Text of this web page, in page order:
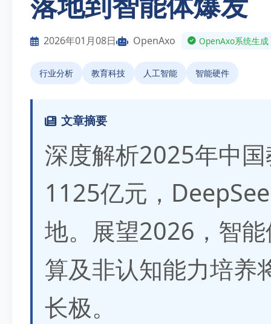
2026年01月08日 OpenAxo OpenAxo系统生
行业分析 教育科技 人工智能 智能硬件
文章摘要
深度解析2025年中
1125亿元，
地。展望2026，智
算及非认知能力培养
长极。